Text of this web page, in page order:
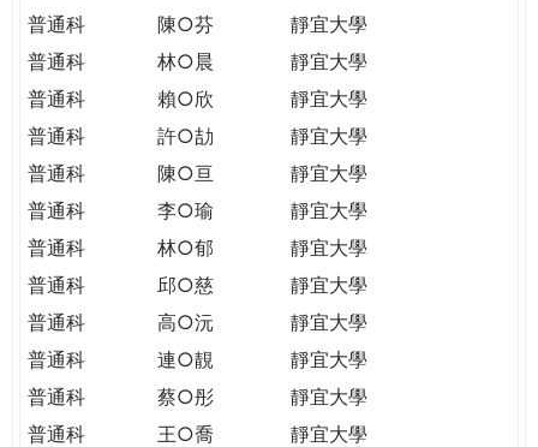
普通科
陳○芬
靜宜大學
普通科
林○晨
靜宜大學
普通科
賴○欣
靜宜大學
普通科
許○劼
靜宜大學
普通科
陳○亘
靜宜大學
普通科
李○瑜
靜宜大學
普通科
林○郁
靜宜大學
普通科
邱○慈
靜宜大學
普通科
高○沅
靜宜大學
普通科
連○靚
靜宜大學
普通科
蔡○彤
靜宜大學
普通科
王○喬
靜宜大學